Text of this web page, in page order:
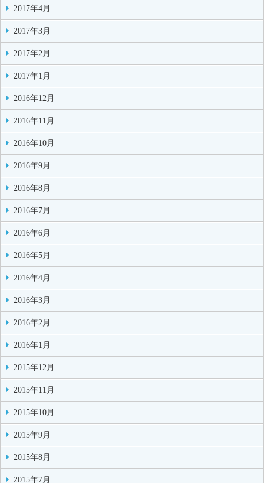
2017年4月
2017年3月
2017年2月
2017年1月
2016年12月
2016年11月
2016年10月
2016年9月
2016年8月
2016年7月
2016年6月
2016年5月
2016年4月
2016年3月
2016年2月
2016年1月
2015年12月
2015年11月
2015年10月
2015年9月
2015年8月
2015年7月